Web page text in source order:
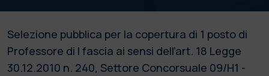
Selezione pubblica per la copertura di 1 posto di
Professore di I fascia ai sensi dell’art. 18 Legge
30.12.2010 n. 240, Settore Concorsuale 09/H1 -